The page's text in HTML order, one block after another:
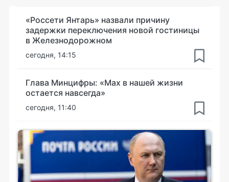
«Россети Янтарь» назвали причину
задержки переключения новой гостиницы
в Железнодорожном
сегодня, 14:15
Глава Минцифры: «Мах в нашей жизни
остается навсегда»
сегодня, 11:40